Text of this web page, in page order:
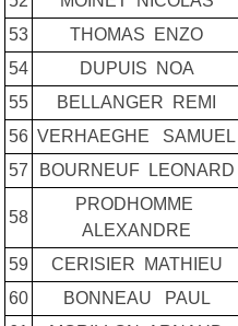
53
THOMAS ENZO
54
DUPUIS NOA
55
BELLANGER REMI
56 VERHAEGHE SAMUEL
57
BOURNEUF LEONARD
58
PRODHOMME
ALEXANDRE
59 CERISIER MATHIEU
60
BONNEAU PAUL